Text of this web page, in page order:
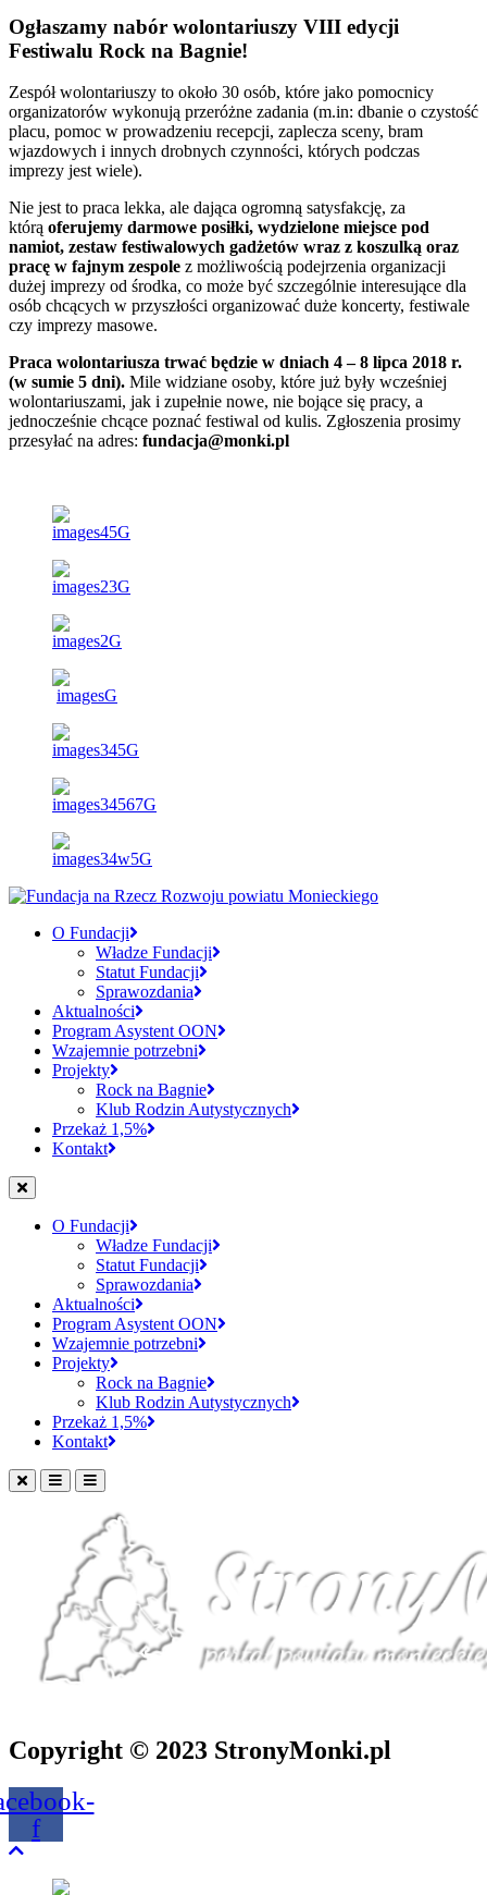
Ogłaszamy nabór wolontariuszy VIII edycji
Festiwalu Rock na Bagnie!
Zespół wolontariuszy to około 30 osób, które jako pomocnicy
organizatorów wykonują przeróżne zadania (m.in: dbanie o czystość
placu, pomoc w prowadzeniu recepcji, zaplecza sceny, bram
wjazdowych i innych drobnych czynności, których podczas
imprezy jest wiele).
Nie jest to praca lekka, ale dająca ogromną satysfakcję, za
którą oferujemy darmowe posiłki, wydzielone miejsce pod
namiot, zestaw festiwalowych gadżetów wraz z koszulką oraz
pracę w fajnym zespole z możliwością podejrzenia organizacji
dużej imprezy od środka, co może być szczególnie interesujące dla
osób chcących w przyszłości organizować duże koncerty, festiwale
czy imprezy masowe.
Praca wolontariusza trwać będzie w dniach 4 – 8 lipca 2018 r.
(w sumie 5 dni). Mile widziane osoby, które już były wcześniej
wolontariuszami, jak i zupełnie nowe, nie bojące się pracy, a
jednocześnie chcące poznać festiwal od kulis. Zgłoszenia prosimy
przesyłać na adres: fundacja@monki.pl
O Fundacji
Władze Fundacji
Statut Fundacji
Sprawozdania
Aktualności
Program Asystent OON
Wzajemnie potrzebni
Projekty
Rock na Bagnie
Klub Rodzin Autystycznych
Przekaż 1,5%
Kontakt
O Fundacji
Władze Fundacji
Statut Fundacji
Sprawozdania
Aktualności
Program Asystent OON
Wzajemnie potrzebni
Projekty
Rock na Bagnie
Klub Rodzin Autystycznych
Przekaż 1,5%
Kontakt
Copyright © 2023 StronyMonki.pl
f